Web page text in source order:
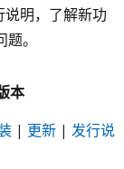
明，了解新功
。
本
| 更新 | 发行说